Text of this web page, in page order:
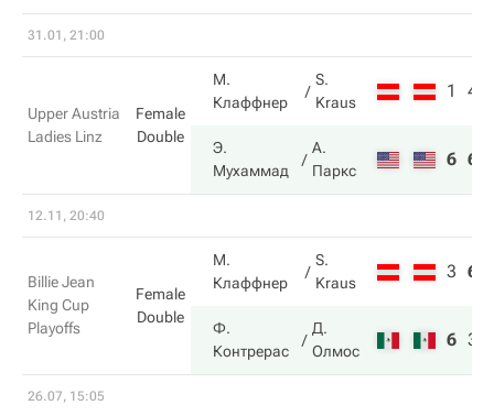
31.01, 21:00
Upper Austria
Ladies Linz
Female
Double
М.
Клаффнер
S.
Kraus
1 4
Э.
Мухаммад
А.
Паркс
6 6
12.11, 20:40
Billie Jean
King Cup
Playoffs
Female
Double
М.
Клаффнер
S.
Kraus
3 6
Ф.
Контрерас
Д.
Олмос
6 3
26.07, 15:05